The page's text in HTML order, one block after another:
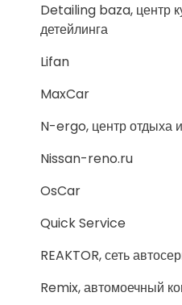
Detailing baza, центр
детейлинга
Lifan
MaxCar
N-ergo, центр отдыха
Nissan-reno.ru
OsCar
Quick Service
REAKTOR, сеть
Remix, автомоечный